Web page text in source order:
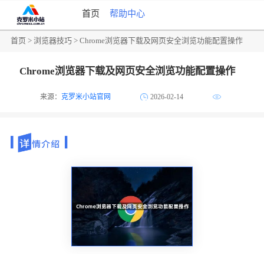
首页 帮助中心
首页 >浏览器技巧 > Chrome浏览器下载及网页安全浏览功能配置操作
Chrome浏览器下载及网页安全浏览功能配置操作
来源：克罗米小站官网 2026-02-14